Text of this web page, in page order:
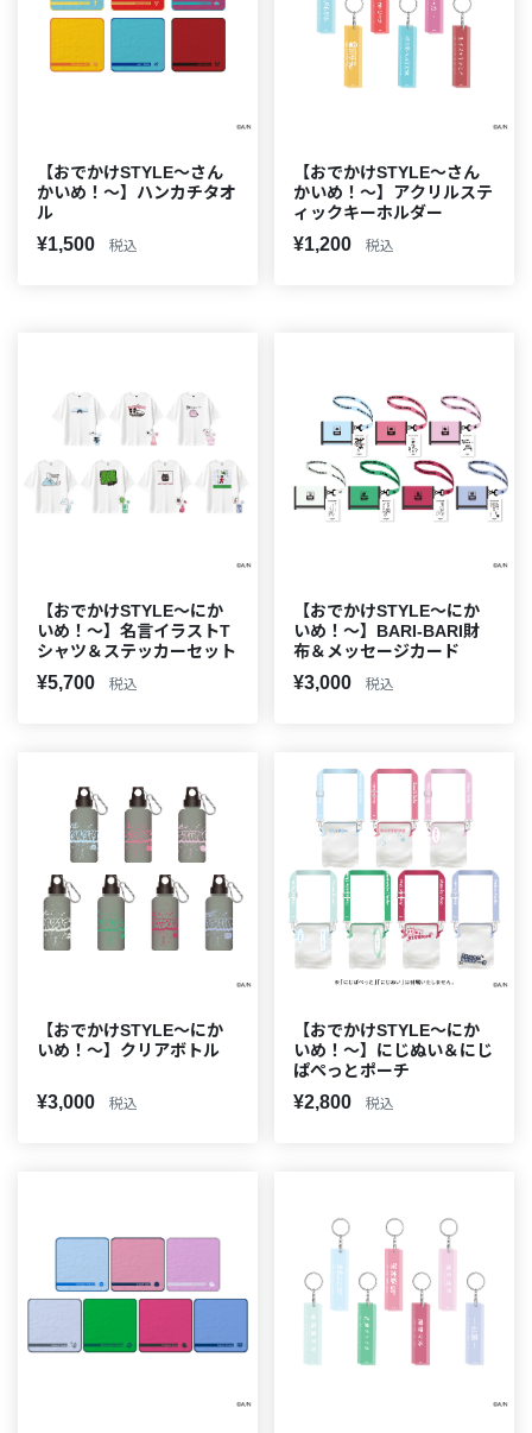
【おでかけSTYLE～さん
かいめ！～】ハンカチタオ
ル
¥1,500 税込
【おでかけSTYLE～さん
かいめ！～】アクリルステ
ィックキーホルダー
¥1,200 税込
【おでかけSTYLE～にか
いめ！～】名言イラストT
シャツ＆ステッカーセット
¥5,700 税込
【おでかけSTYLE～にか
いめ！～】BARI-BARI財
布＆メッセージカード
¥3,000 税込
【おでかけSTYLE～にか
いめ！～】クリアボトル
¥3,000 税込
【おでかけSTYLE～にか
いめ！～】にじぬい＆にじ
ぱぺっとポーチ
¥2,800 税込